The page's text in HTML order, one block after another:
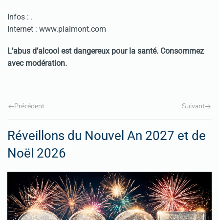
Infos : .
Internet : www.plaimont.com
L’abus d’alcool est dangereux pour la santé. Consommez
avec modération.
Précédent Suivant
Réveillons du Nouvel An 2027 et de
Noël 2026